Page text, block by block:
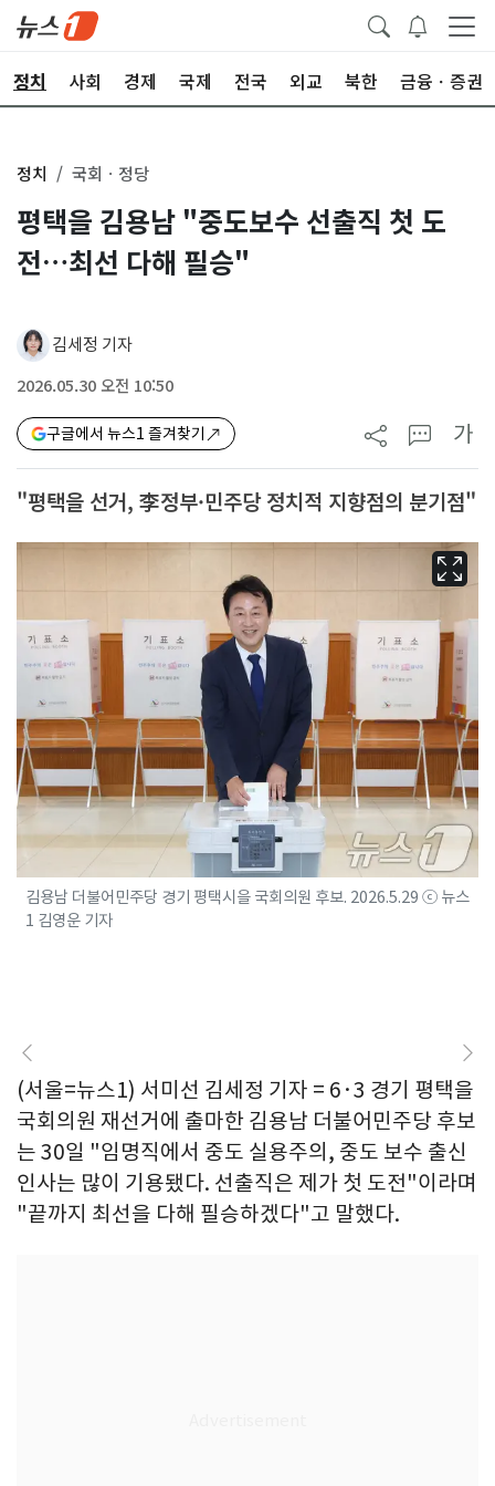
정치 사회 경제 국제 전국 외교 북한 금융ㆍ증권
정치 국회ㆍ정당
평택을 김용남 "중도보수 선출직 첫 도
전…최선 다해 필승"
김세정 기자
2026.05.30 오전 10:50
구글에서 뉴스1 즐겨찾기 가
"평택을 선거, 李정부·민주당 정치적 지향점의 분기점"
김용남 더불어민주당 경기 평택시을 국회의원 후보. 2026.5.29 ⓒ 뉴스
1 김영운 기자
(서울=뉴스1) 서미선 김세정 기자 = 6·3 경기 평택을
국회의원 재선거에 출마한 김용남 더불어민주당 후보
는 30일 "임명직에서 중도 실용주의, 중도 보수 출신
인사는 많이 기용됐다. 선출직은 제가 첫 도전"이라며
"끝까지 최선을 다해 필승하겠다"고 말했다.